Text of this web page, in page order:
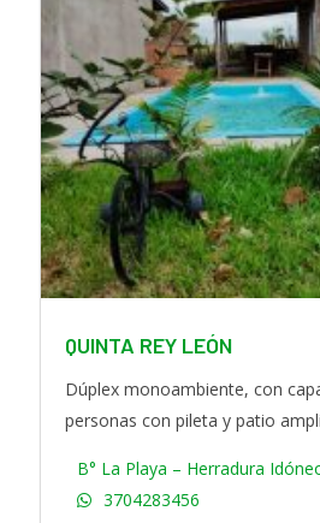
e
b
o
o
k
t
a
g
r
a
m
QUINTA REY LEÓN
Dúplex monoambiente, con
personas con pileta y patio
B° La Playa – Herradura
3704283456